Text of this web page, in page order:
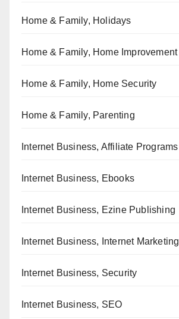
Home & Family, Holidays
Home & Family, Home Improvement
Home & Family, Home Security
Home & Family, Parenting
Internet Business, Affiliate Programs
Internet Business, Ebooks
Internet Business, Ezine Publishing
Internet Business, Internet Marketing
Internet Business, Security
Internet Business, SEO